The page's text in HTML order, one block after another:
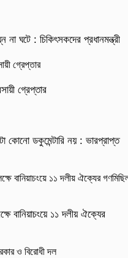
না ঘটে : চিকিৎসকদের প্রধানমন্ত্রী
গ্রেপ্তার
কোনো ডকুমেন্টারি নয় : ভারপ্রাপ্ত
বানিয়াচংয়ে ১১ দলীয় ঐক্যের